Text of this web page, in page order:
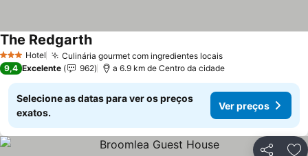
3 EstrelasHotel Culinária gourmet com ingredientes locais
The Redgarth
9,4 Excelente 962 a 6.9 km de Centro da cidade
Selecione as datas para ver os preços
exatos.
Ver preços